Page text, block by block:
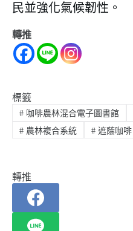
民並強化氣候韌性。
轉推
標籤
#咖啡農林混合電子圖書館
#農林複合系統 #遮蔭咖啡
轉推